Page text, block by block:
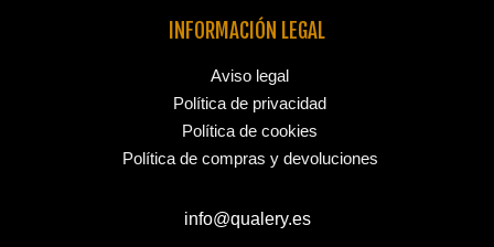
INFORMACIÓN LEGAL
Aviso legal
Política de privacidad
Política de cookies
Política de compras y devoluciones
info@qualery.es